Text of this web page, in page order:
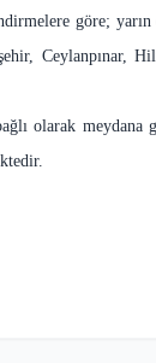
göre;
Ceylanpınar,
olarak meydana